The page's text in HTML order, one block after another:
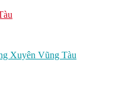
Xuyên Vũng Tàu